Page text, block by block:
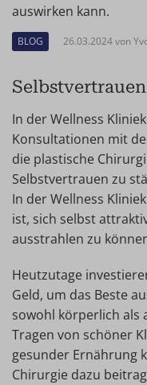
auswirken kann.
BLOG 26.03.2024 von
In der Wellness
Konsultationen mit
die plastische
Selbstvertrauen zu
In der Wellness
ist, sich selbst
ausstrahlen zu
Heutzutage
Geld, um das Beste
sowohl körperlich als
Tragen von schöner
gesunder Ernährung
Chirurgie dazu